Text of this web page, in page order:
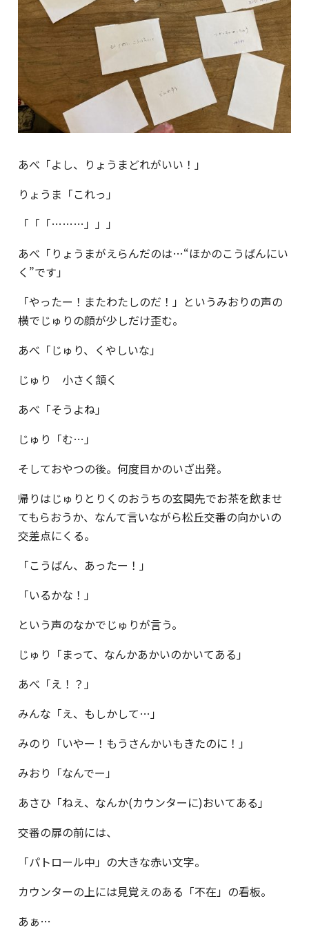
あべ「よし、りょうまどれがいい！」
りょうま「これっ」
「「「………」」」
あべ「りょうまがえらんだのは…“ほかのこうばんにい
く”です」
「やったー！またわたしのだ！」というみおりの声の
横でじゅりの顔が少しだけ歪む。
あべ「じゅり、くやしいな」
じゅり 小さく頷く
あべ「そうよね」
じゅり「む…」
そしておやつの後。何度目かのいざ出発。
帰りはじゅりとりくのおうちの玄関先でお茶を飲ませ
てもらおうか、なんて言いながら松丘交番の向かいの
交差点にくる。
「こうばん、あったー！」
「いるかな！」
という声のなかでじゅりが言う。
じゅり「まって、なんかあかいのかいてある」
あべ「え！？」
みんな「え、もしかして…」
みのり「いやー！もうさんかいもきたのに！」
みおり「なんでー」
あさひ「ねえ、なんか(カウンターに)おいてある」
交番の扉の前には、
「パトロール中」の大きな赤い文字。
カウンターの上には見覚えのある「不在」の看板。
あぁ…